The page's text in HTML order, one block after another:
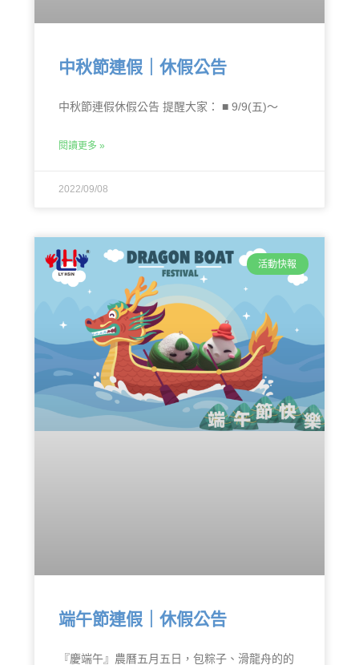
中秋節連假｜休假公告
中秋節連假休假公告 提醒大家： ■ 9/9(五)～
閱讀更多 »
2022/09/08
活動快報
端午節連假｜休假公告
『慶端午』農曆五月五日，包粽子、滑龍舟的的